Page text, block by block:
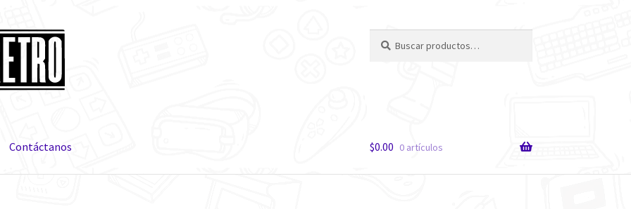
por:
Contáctanos $0.00 0 artículos